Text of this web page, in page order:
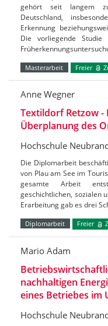
gehört seit langem
Deutschland,
Erkennung
Die vorliegende Studie
Masterarbeit Freier
Anne Wegner
Textildorf Retzow
Überplanung des
Hochschule
Die Diplomarbeit
von Plau am See im
gesamte Arbeit
geschichtlichen, sozialen
Erarbeitung gab es drei
Diplomarbeit Freier
Mario Adam
nachhaltigen
eines Betriebes im
Hochschule